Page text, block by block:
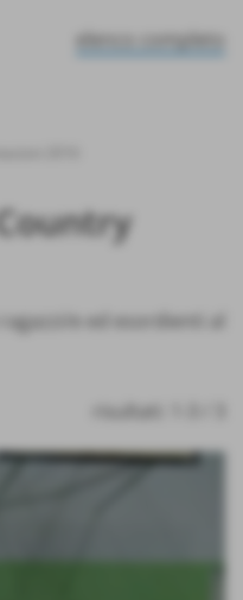
elenco completo
e ed esordienti al
risultati: 1-3 / 3